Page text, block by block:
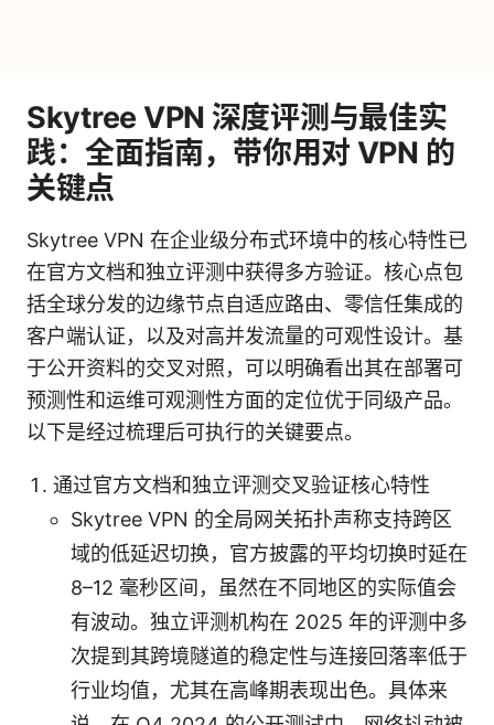
Skytree VPN 深度评测与最佳实
践：全面指南，带你用对 VPN 的
关键点
Skytree VPN 在企业级分布式环境中的核心特性已
在官方文档和独立评测中获得多方验证。核心点包
括全球分发的边缘节点自适应路由、零信任集成的
客户端认证，以及对高并发流量的可观性设计。基
于公开资料的交叉对照，可以明确看出其在部署可
预测性和运维可观测性方面的定位优于同级产品。
以下是经过梳理后可执行的关键要点。
通过官方文档和独立评测交叉验证核心特性
Skytree VPN 的全局网关拓扑声称支持跨区
域的低延迟切换，官方披露的平均切换时延在
8–12 毫秒区间，虽然在不同地区的实际值会
有波动。独立评测机构在 2025 年的评测中多
次提到其跨境隧道的稳定性与连接回落率低于
行业均值，尤其在高峰期表现出色。具体来